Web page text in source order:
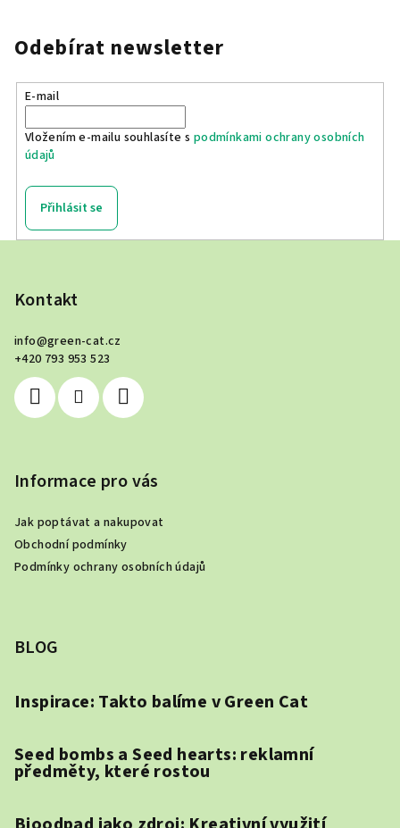
í
k
i
í
Odebírat newsletter
E-mail
Vložením e-mailu souhlasíte s podmínkami ochrany osobních
údajů
Přihlásit se
Kontakt
info@green-cat.cz
+420 793 953 523
Informace pro vás
Jak poptávat a nakupovat
Obchodní podmínky
Podmínky ochrany osobních údajů
BLOG
Inspirace: Takto balíme v Green Cat
Seed bombs a Seed hearts: reklamní
předměty, které rostou